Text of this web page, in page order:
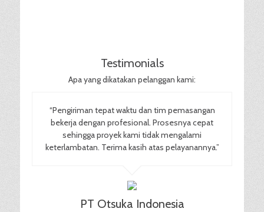
Testimonials
Apa yang dikatakan pelanggan kami:
“Pengiriman tepat waktu dan tim pemasangan
bekerja dengan profesional. Prosesnya cepat
sehingga proyek kami tidak mengalami
keterlambatan. Terima kasih atas pelayanannya.”
PT Otsuka Indonesia